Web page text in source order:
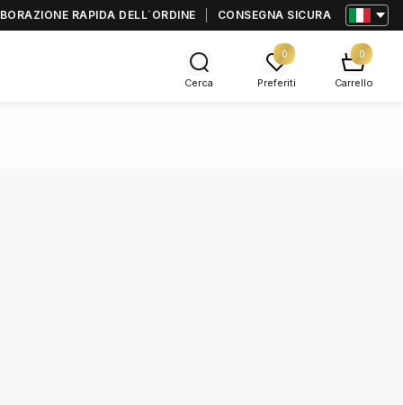
RAPIDA DELL΄ORDINE CONSEGNA SICURA
Cerca
0
Preferiti
0
Carrello